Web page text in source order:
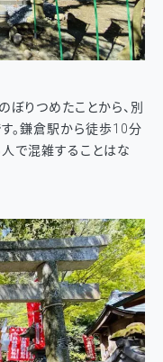
りつめたことから、別
。鎌倉駅から徒歩10分
で混雑することはな